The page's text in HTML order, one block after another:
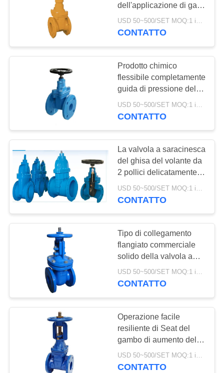
CONTATTACI
NOTIZIE
CHIEDI UN
PREVENTIVO
DEL
SITO
INFORMATIVA
SULLA
PRIVACY
dell'applicazione di gas
della valvola a
saracinesca WCB con
USD 50~500/SET MOQ:1 insieme
CONTATTO
Prodotto chimico
flessibile completamente
guida di pressione della
valvola a saracinesca
del cuneo 1.6-16mpa
CONTATTO
La valvola a saracinesca
del ghisa del volante da
2 pollici delicatamente
ha messo la dimensione
a sedere DN50-600 per
USD 50~500/SET MOQ:1 insieme
CONTATTO
Tipo di collegamento
flangiato commerciale
solido della valvola a
saracinesca dell'acciaio
fuso dell'acqua
USD 50~500/SET MOQ:1 insieme
CONTATTO
Operazione facile
resiliente di Seat del
gambo di aumento della
valvola a saracinesca
dell'acqua leggera di
USD 50~500/SET MOQ:1 insieme
CONTATTO